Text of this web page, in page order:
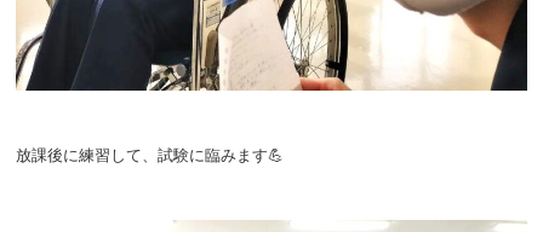
放課後に練習して、試験に臨みます💪